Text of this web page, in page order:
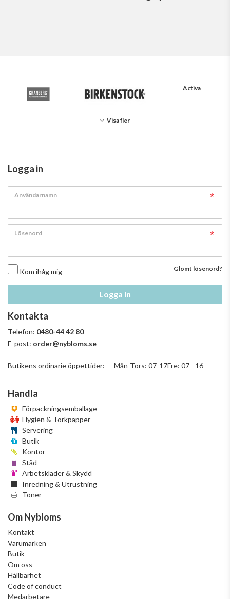
Activa
Visa fler
Logga in
Användarnamn
Lösenord
Kom ihåg mig Glömt lösenord?
Logga in
Kontakta
Telefon: 0480-44 42 80
E-post: order@nybloms.se
Butikens ordinarie öppettider: Mån-Tors: 07-17Fre: 07 - 16
Handla
Förpackningsemballage
Hygien & Torkpapper
Servering
Butik
Kontor
Städ
Arbetskläder & Skydd
Inredning & Utrustning
Toner
Om Nybloms
Kontakt
Varumärken
Butik
Om oss
Hållbarhet
Code of conduct
Medarbetare